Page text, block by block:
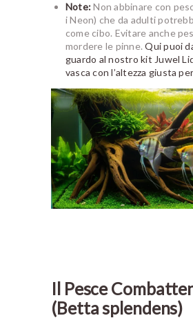
Note:Non abbinare con
i Neon) che da adulti
come cibo. Evitare anche
mordere le pinne.Qui puoi
guardo al nostro kit Juwel
vasca con l’altezza giusta
Il Pesce
(Betta splendens)